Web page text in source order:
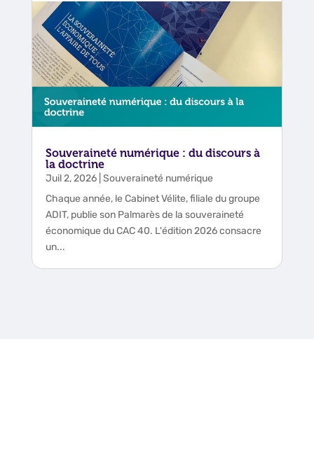
Souveraineté numérique : du discours à
la doctrine
Juil 2, 2026| Souveraineté numérique
Chaque année, le Cabinet Vélite, filiale du groupe
ADIT, publie son Palmarès de la souveraineté
économique du CAC 40. L'édition 2026 consacre
un...